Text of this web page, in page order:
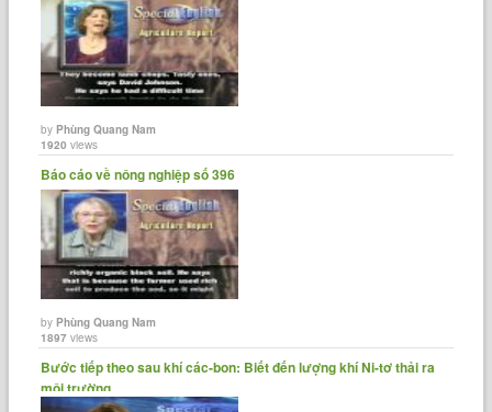
byPhùng Quang Nam
1920 views
Báo cáo về nông nghiệp số 396
byPhùng Quang Nam
1897 views
Bước tiếp theo sau khí các-bon: Biết đến lượng khí Ni-tơ thải ra
môi trường.